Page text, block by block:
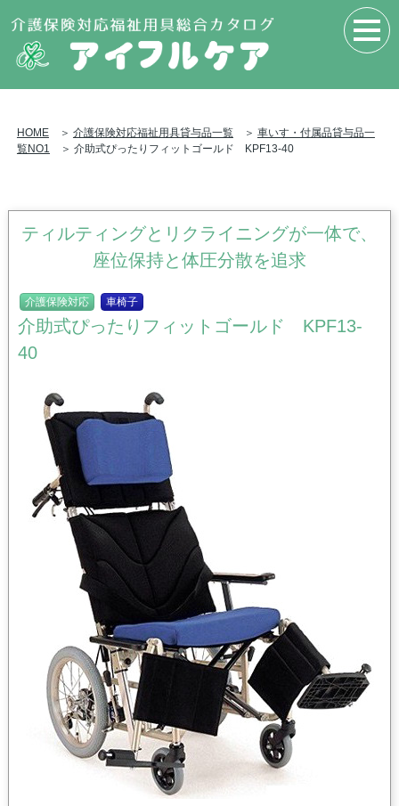
HOME＞ 介護保険対応福祉用具貸与品一覧＞ 車いす・付属品貸与品一
覧NO1 ＞ 介助式ぴったりフィットゴールド KPF13-40
ティルティングとリクライニングが一体で、
座位保持と体圧分散を追求
介護保険対応 車椅子
介助式ぴったりフィットゴールド KPF13-
40